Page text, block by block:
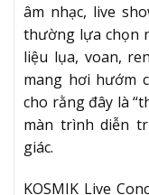
âm nhạc, live
thường lựa chọn
liệu lụa, voan,
mang hơi hướm
cho rằng đây là
màn trình diễn
giác.
KOSMIK Live